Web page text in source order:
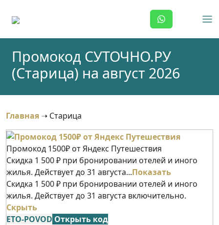
Промокод СУТОЧНО.РУ
(Старица) на август 2026
Главная ➝ Старица
Промокод 1500₽ от Яндекс Путешествия
Скидка 1 500 ₽ при бронировании отелей и иного
жилья. Действует до 31 августа...Показать
Скидка 1 500 ₽ при бронировании отелей и иного
жилья. Действует до 31 августа включительно.
Скрыть
ETO-POVOD Открыть код